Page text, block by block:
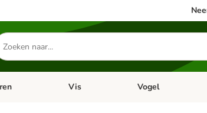
menu: ApotheekOpen categorie menu: Kleine dieren
Vis Open categorie
Vogel